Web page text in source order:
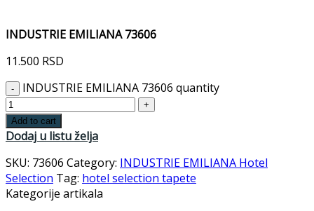
INDUSTRIE EMILIANA 73606
11.500 RSD
INDUSTRIE EMILIANA 73606 quantity
Add to cart
Dodaj u listu želja
SKU: 73606 Category: INDUSTRIE EMILIANA Hotel
Selection Tag: hotel selection tapete
Kategorije artikala